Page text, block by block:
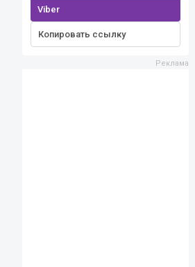
Viber
Копировать ссылку